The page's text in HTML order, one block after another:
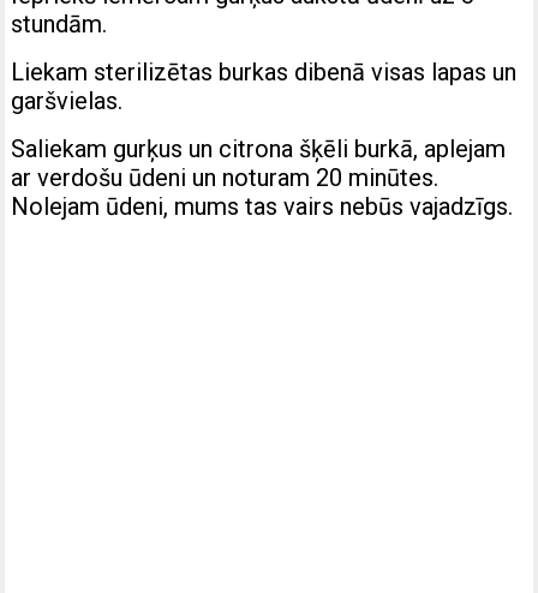
stundām.
Liekam sterilizētas burkas dibenā visas lapas un
garšvielas.
Saliekam gurķus un citrona šķēli burkā, aplejam
ar verdošu ūdeni un noturam 20 minūtes.
Nolejam ūdeni, mums tas vairs nebūs vajadzīgs.